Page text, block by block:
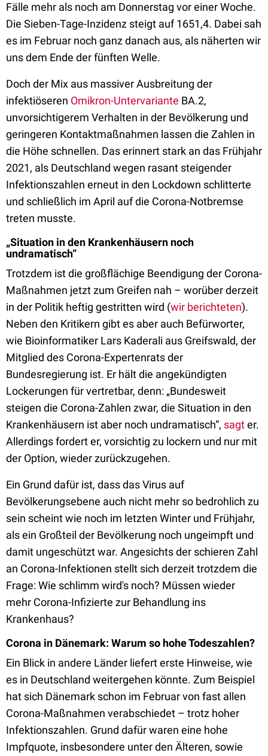
Fälle mehr als noch am Donnerstag vor einer Woche.
Die Sieben-Tage-Inzidenz steigt auf 1651,4. Dabei sah
es im Februar noch ganz danach aus, als näherten wir
uns dem Ende der fünften Welle.
Doch der Mix aus massiver Ausbreitung der
infektiöseren Omikron-Untervariante BA.2,
unvorsichtigerem Verhalten in der Bevölkerung und
geringeren Kontaktmaßnahmen lassen die Zahlen in
die Höhe schnellen. Das erinnert stark an das Frühjahr
2021, als Deutschland wegen rasant steigender
Infektionszahlen erneut in den Lockdown schlitterte
und schließlich im April auf die Corona-Notbremse
treten musste.
„Situation in den Krankenhäusern noch
undramatisch“
Trotzdem ist die großflächige Beendigung der Corona-
Maßnahmen jetzt zum Greifen nah – worüber derzeit
in der Politik heftig gestritten wird (wir berichteten).
Neben den Kritikern gibt es aber auch Befürworter,
wie Bioinformatiker Lars Kaderali aus Greifswald, der
Mitglied des Corona-Expertenrats der
Bundesregierung ist. Er hält die angekündigten
Lockerungen für vertretbar, denn: „Bundesweit
steigen die Corona-Zahlen zwar, die Situation in den
Krankenhäusern ist aber noch undramatisch“, sagter.
Allerdings fordert er, vorsichtig zu lockern und nur mit
der Option, wieder zurückzugehen.
Ein Grund dafür ist, dass das Virus auf
Bevölkerungsebene auch nicht mehr so bedrohlich zu
sein scheint wie noch im letzten Winter und Frühjahr,
als ein Großteil der Bevölkerung noch ungeimpft und
damit ungeschützt war. Angesichts der schieren Zahl
an Corona-Infektionen stellt sich derzeit trotzdem die
Frage: Wie schlimm wird's noch? Müssen wieder
mehr Corona-Infizierte zur Behandlung ins
Krankenhaus?
Corona in Dänemark: Warum so hohe Todeszahlen?
Ein Blick in andere Länder liefert erste Hinweise, wie
es in Deutschland weitergehen könnte. Zum Beispiel
hat sich Dänemark schon im Februar von fast allen
Corona-Maßnahmen verabschiedet – trotz hoher
Infektionszahlen. Grund dafür waren eine hohe
Impfquote, insbesondere unter den Älteren, sowie